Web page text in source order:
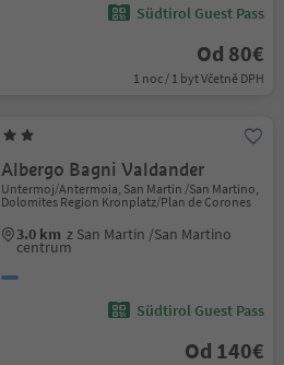
Südtirol Guest Pass
Od 80€
1 noc / 1 byt Včetně DPH
Albergo Bagni Valdander
Untermoj/Antermoia, San Martin /San Martino,
Dolomites Region Kronplatz/Plan de Corones
3.0 km z San Martin /San Martino
centrum
Südtirol Guest Pass
Od 140€